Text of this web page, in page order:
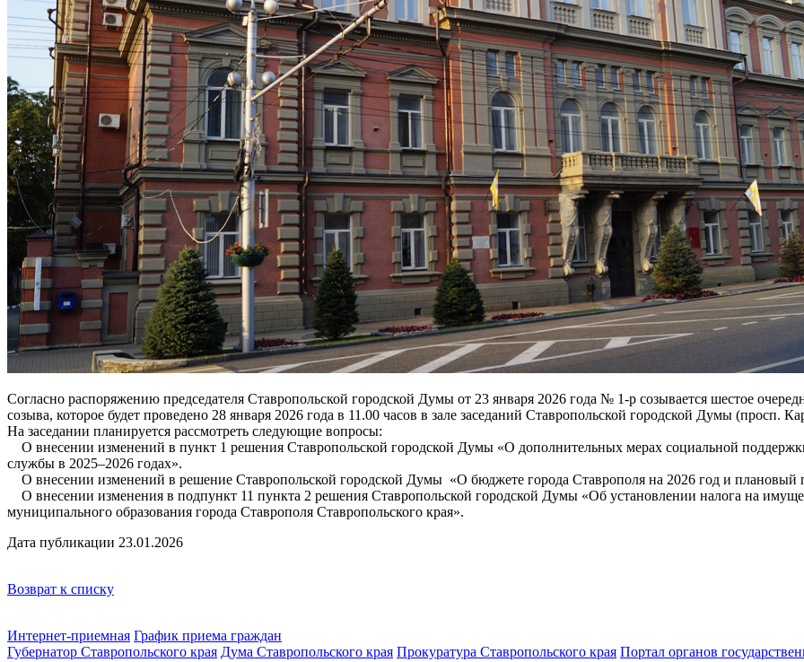
Согласно распоряжению председателя Ставропольской городской Думы от 23 января 2026 года № 1-р созывается шестое
созыва, которое будет проведено 28 января 2026 года в 11.00 часов в зале заседаний Ставропольской городской Думы (просп.
На заседании планируется рассмотреть следующие вопросы:
О внесении изменений в пункт 1 решения Ставропольской городской Думы «О дополнительных мерах социальной
службы в 2025–2026 годах».
О внесении изменений в решение Ставропольской городской Думы «О бюджете города Ставрополя на 2026 год и плановый
О внесении изменения в подпункт 11 пункта 2 решения Ставропольской городской Думы «Об установлении налога на
муниципального образования города Ставрополя Ставропольского края».
Дата публикации 23.01.2026
Возврат к списку
Интернет-приемная График приема граждан
Губернатор Ставропольского края Дума Ставропольского края Прокуратура Ставропольского края Портал органов